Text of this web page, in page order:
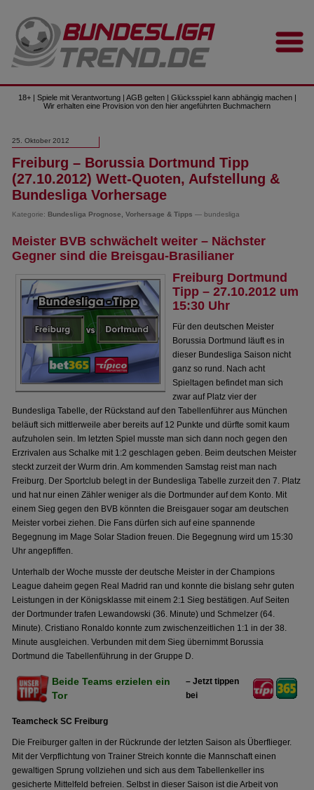
18+ | Spiele mit Verantwortung | AGB gelten | Glücksspiel kann abhängig machen |
Wir erhalten eine Provision von den hier angeführten Buchmachern
25. Oktober 2012
Freiburg – Borussia Dortmund Tipp
(27.10.2012) Wett-Quoten, Aufstellung &
Bundesliga Vorhersage
Kategorie: Bundesliga Prognose, Vorhersage & Tipps — bundesliga
Meister BVB schwächelt weiter – Nächster
Gegner sind die Breisgau-Brasilianer
Freiburg Dortmund
Tipp – 27.10.2012 um
15:30 Uhr
Für den deutschen Meister
Borussia Dortmund läuft es in
dieser Bundesliga Saison nicht
ganz so rund. Nach acht
Spieltagen befindet man sich
zwar auf Platz vier der
Bundesliga Tabelle, der Rückstand auf den Tabellenführer aus München
beläuft sich mittlerweile aber bereits auf 12 Punkte und dürfte somit kaum
aufzuholen sein. Im letzten Spiel musste man sich dann noch gegen den
Erzrivalen aus Schalke mit 1:2 geschlagen geben. Beim deutschen Meister
steckt zurzeit der Wurm drin. Am kommenden Samstag reist man nach
Freiburg. Der Sportclub belegt in der Bundesliga Tabelle zurzeit den 7. Platz
und hat nur einen Zähler weniger als die Dortmunder auf dem Konto. Mit
einem Sieg gegen den BVB könnten die Breisgauer sogar am deutschen
Meister vorbei ziehen. Die Fans dürfen sich auf eine spannende
Begegnung im Mage Solar Stadion freuen. Die Begegnung wird um 15:30
Uhr angepfiffen.
Unterhalb der Woche musste der deutsche Meister in der Champions
League daheim gegen Real Madrid ran und konnte die bislang sehr guten
Leistungen in der Königsklasse mit einem 2:1 Sieg bestätigen. Auf Seiten
der Dortmunder trafen Lewandowski (36. Minute) und Schmelzer (64.
Minute). Cristiano Ronaldo konnte zum zwischenzeitlichen 1:1 in der 38.
Minute ausgleichen. Verbunden mit dem Sieg übernimmt Borussia
Dortmund die Tabellenführung in der Gruppe D.
Beide Teams erzielen ein
Tor
– Jetzt tippen
bei
Teamcheck SC Freiburg
Die Freiburger galten in der Rückrunde der letzten Saison als Überflieger.
Mit der Verpflichtung von Trainer Streich konnte die Mannschaft einen
gewaltigen Sprung vollziehen und sich aus dem Tabellenkeller ins
gesicherte Mittelfeld befreien. Selbst in dieser Saison ist die Arbeit von